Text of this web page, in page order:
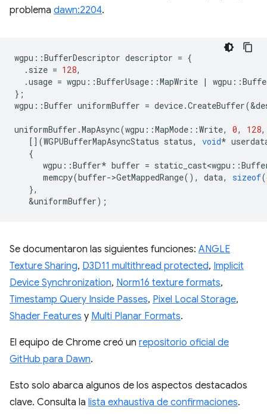
problema dawn:2204.
wgpu ::BufferDescriptor descriptor = {
. size = 128,
.usage = wgpu ::BufferUsage ::MapWrite | wgpu ::
};
wgpu ::Buffer uniformBuffer = device.CreateBuffer(&
uniformBuffer .MapAsync(wgpu ::MapMode ::Write, 0, 128,
[](WGPUBufferMapAsyncStatus status, void*
{
wgpu ::Buffer* buffer = static_cast<wgpu ::
memcpy(buffer->GetMappedRange(), data, sizeof(
},
&uniformBuffer);
Se documentaron las siguientes funciones: ANGLE
Texture Sharing, D3D11 multithread protected, Implicit
Device Synchronization, Norm16 texture formats,
Timestamp Query Inside Passes, Pixel Local Storage,
Shader Features y Multi Planar Formats.
El equipo de Chrome creó un repositorio oficial de
GitHub para Dawn.
Esto solo abarca algunos de los aspectos destacados
clave. Consulta la lista exhaustiva de confirmaciones.